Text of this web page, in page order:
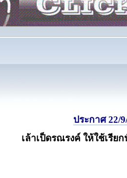
ประกาศ 22/
เล้าเป็ดรณรงค์ ให้ใช้เรีย